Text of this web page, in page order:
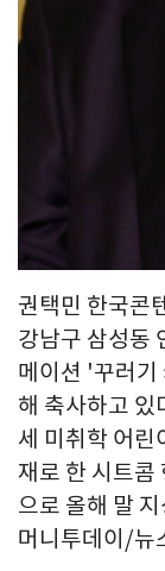
권택민 한국콘
강남구 삼성동
메이션 '꾸러기
해 축사하고
세 미취학 어린
재로 한 시트콤
으로 올해 말
머니투데이/뉴